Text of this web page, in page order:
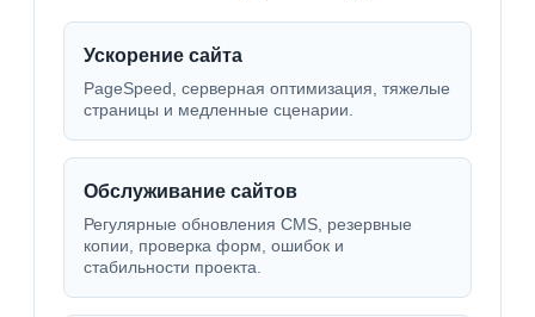
Ускорение сайта
PageSpeed, серверная оптимизация, тяжелые
страницы и медленные сценарии.
Обслуживание сайтов
Регулярные обновления CMS, резервные
копии, проверка форм, ошибок и
стабильности проекта.